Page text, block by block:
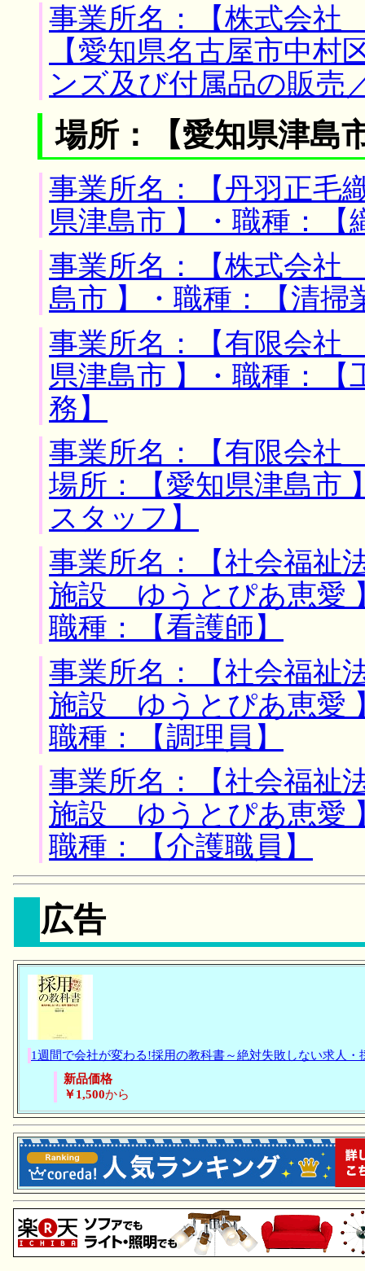
事業所名：【株式会
【愛知県名古屋市中
ンズ及び付属品の販売
場所：【愛知県津島
事業所名：【丹羽正毛
県津島市 】・職種：【
事業所名：【株式会社
島市 】・職種：【清掃
事業所名：【有限会
県津島市 】・職種：【
務】
事業所名：【有限会
場所：【愛知県津島市
スタッフ】
事業所名：【社会福祉
施設 ゆうとぴあ恵愛
職種：【看護師】
事業所名：【社会福祉
施設 ゆうとぴあ恵愛
職種：【調理員】
事業所名：【社会福祉
施設 ゆうとぴあ恵愛
職種：【介護職員】
広告
1週間で会社が変わる!採用の教科書～絶対失敗しない求人・
新品価格
￥1,500から